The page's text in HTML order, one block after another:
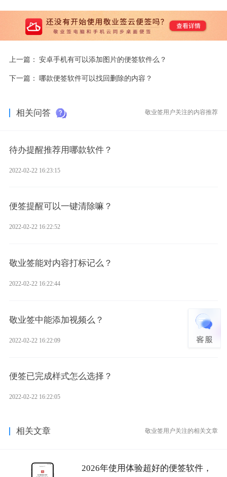
上一篇： 安卓手机有可以添加图片的便签软件么？
下一篇： 哪款便签软件可以找回删除的内容？
相关问答 敬业签用户关注的内容推荐
待办提醒推荐用哪款软件？
2022-02-22 16:23:15
便签提醒可以一键清除嘛？
2022-02-22 16:22:52
敬业签能对内容打标记么？
2022-02-22 16:22:44
敬业签中能添加视频么？
2022-02-22 16:22:09
便签已完成样式怎么选择？
2022-02-22 16:22:05
相关文章 敬业签用户关注的相关文章
2026年使用体验超好的便签软件，